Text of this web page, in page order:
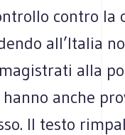
contro la
all’Italia
alla
anche
Il testo